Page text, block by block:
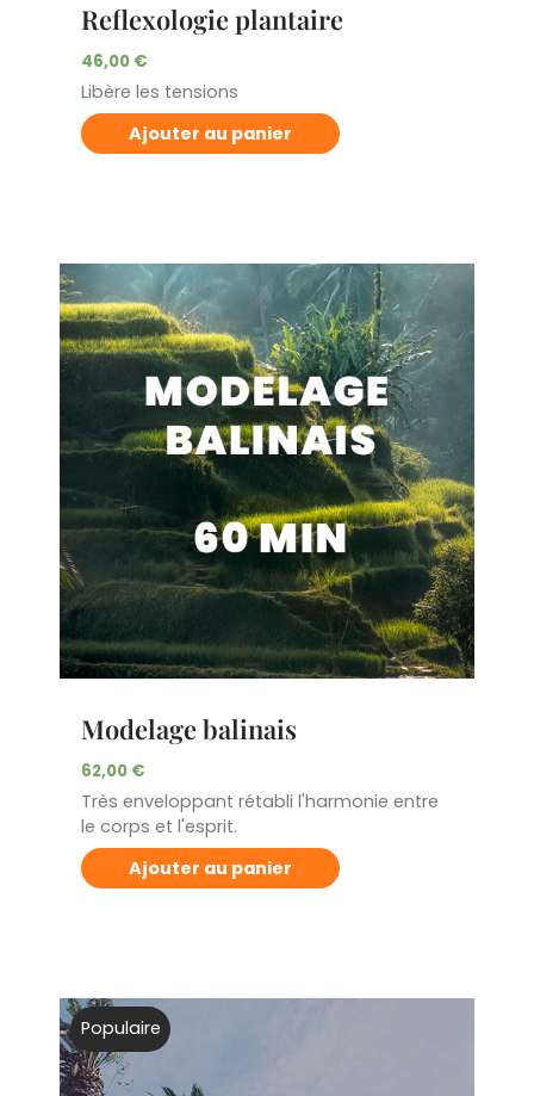
Reflexologie plantaire
46,00 €
Libère les tensions
Ajouter au panier
Modelage balinais
62,00 €
Très enveloppant rétabli l'harmonie entre
le corps et l'esprit.
Ajouter au panier
Populaire